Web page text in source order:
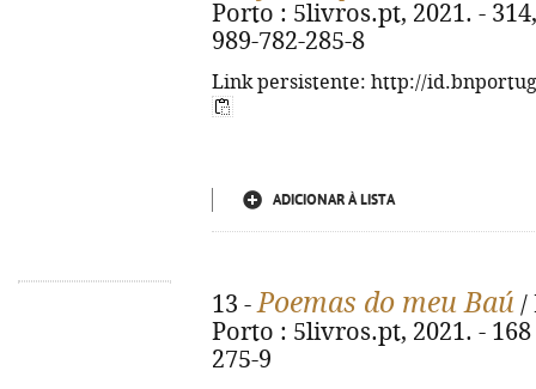
Porto : 5livros.pt, 2021. -
989-782-285-8
Link persistente: http://
ADICIONAR À LISTA
13 -Poemas do meu Baú /
Porto : 5livros.pt, 2021. - 168
275-9